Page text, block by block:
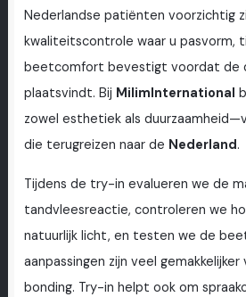
Nederlandse patiënten voorzichtig
kwaliteitscontrole waar u pasvorm,
beetcomfort bevestigt voordat de
plaatsvindt. Bij MilimInternational
zowel esthetiek als
die terugreizen naar de Nederland.
Tijdens de try-in evalueren we de
tandvleesreactie, controleren we
natuurlijk licht, en testen we de
aanpassingen zijn veel
bonding. Try-in helpt ook om